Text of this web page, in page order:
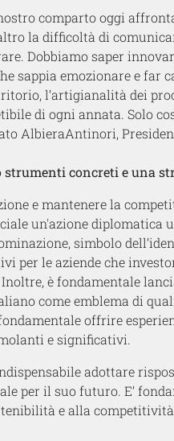
comparto oggi
la difficoltà di
Dobbiamo saper
sappia emozionare e far
l’artigianalità dei
di ogni annata. Solo
AlbieraAntinori,
strumenti concreti e una
e mantenere la
un'azione diplomatica
simbolo
per le aziende che
è fondamentale
come emblema di
offrire
e significativi.
adottare
per il suo futuro. E’
e alla